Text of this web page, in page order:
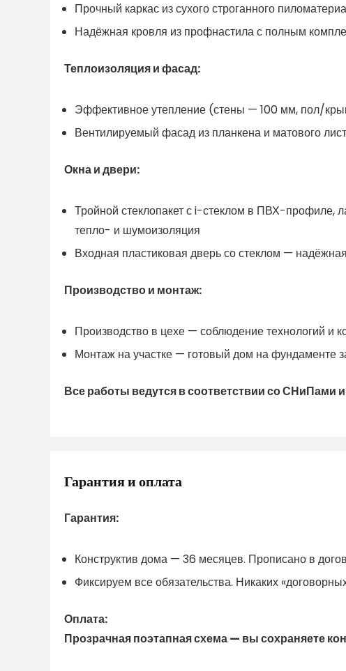
Прочный каркас из сухого строганного
Надёжная кровля из профнастила с полным
Теплоизоляция и фасад:
Эффективное утепление (стены — 100 мм, пол/
Вентилируемый фасад из планкена и матового
Окна и двери:
Тройной стеклопакет с i-стеклом в ПВХ-профиле,
тепло- и шумоизоляция
Входная пластиковая дверь со стеклом —
Производство и монтаж:
Производство в цехе — соблюдение технологий и
Монтаж на участке — готовый дом на фундаменте
Все работы ведутся в соответствии со СНиПами
Гарантия и оплата
Гарантия:
Конструктив дома — 36 месяцев. Прописано в
Фиксируем все обязательства. Никаких
Оплата:
Прозрачная поэтапная схема — вы сохраняете